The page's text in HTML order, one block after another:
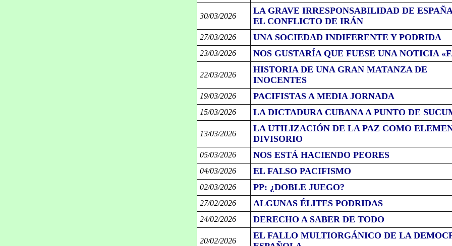
30/03/2026
LA GRAVE IRRESPONSABILIDAD DE
EL CONFLICTO DE IRÁN
27/03/2026 UNA SOCIEDAD INDIFERENTE Y PODRIDA
23/03/2026 NOS GUSTARÍA QUE FUESE UNA NOTICIA
22/03/2026
HISTORIA DE UNA GRAN MATANZA DE
INOCENTES
19/03/2026 PACIFISTAS A MEDIA JORNADA
15/03/2026 LA DICTADURA CUBANA A PUNTO DE
13/03/2026
LA UTILIZACIÓN DE LA PAZ COMO
DIVISORIO
05/03/2026 NOS ESTÁ HACIENDO PEORES
04/03/2026 EL FALSO PACIFISMO
02/03/2026 PP: ¿DOBLE JUEGO?
27/02/2026 ALGUNAS ÉLITES PODRIDAS
24/02/2026 DERECHO A SABER DE TODO
20/02/2026
EL FALLO MULTIORGÁNICO DE LA